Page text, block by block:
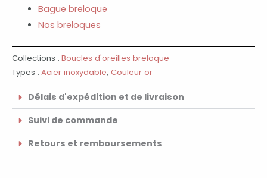
Bague breloque
Nos breloques
Collections : Boucles d'oreilles breloque
Types : Acier inoxydable, Couleur or
Délais d'expédition et de livraison
Suivi de commande
Retours et remboursements